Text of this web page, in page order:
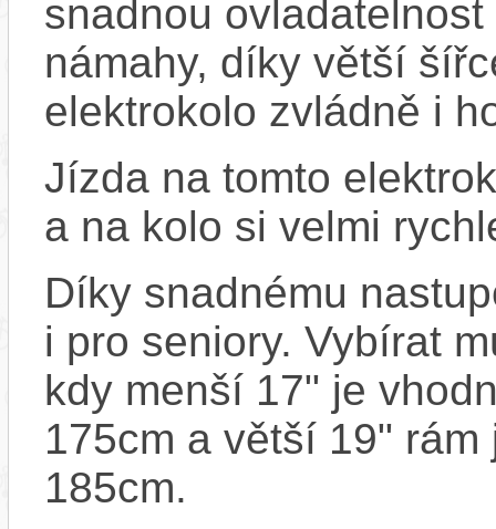
snadnou
námahy, díky větší
elektrokolo zvládně i
Jízda na tomto
a na kolo si velmi
Díky snadnému
i pro seniory. Vybírat
kdy menší 17" je
175cm a větší 19"
185cm.